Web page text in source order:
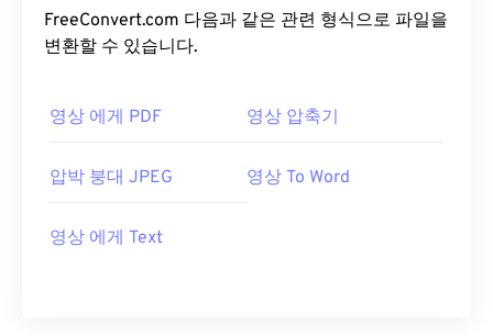
FreeConvert.com 다음과 같은 관련 형식으로 파일을
변환할 수 있습니다.
영상 에게 PDF 영상 압축기
압박 붕대 JPEG 영상 To Word
영상 에게 Text